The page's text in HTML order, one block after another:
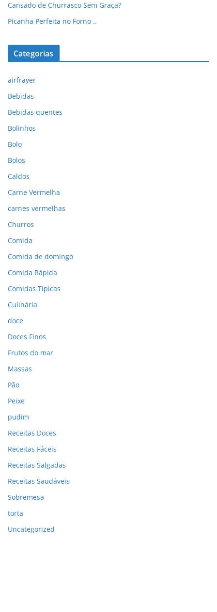
Cansado de Churrasco Sem Graça?
Picanha Perfeita no Forno ..
Categorias
airfrayer
Bebidas
Bebidas quentes
Bolinhos
Bolo
Bolos
Caldos
Carne Vermelha
carnes vermelhas
Churros
Comida
Comida de domingo
Comida Rápida
Comidas Típicas
Culinária
doce
Doces Finos
Frutos do mar
Massas
Pão
Peixe
pudim
Receitas Doces
Receitas Fáceis
Receitas Salgadas
Receitas Saudáveis
Sobremesa
torta
Uncategorized